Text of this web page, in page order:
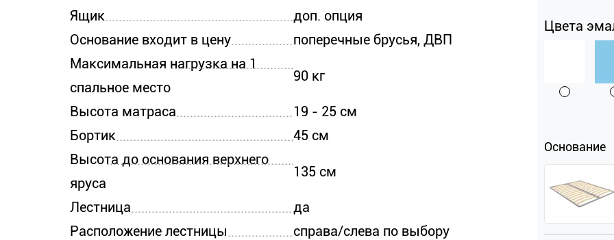
Ящик
доп. опция
Основание входит в цену
поперечные брусья, ДВП
Максимальная нагрузка на 1
спальное место
90 кг
Высота матраса
19 - 25 см
Бортик
45 см
Высота до основания верхнего
яруса
135 см
Лестница
да
Расположение лестницы
справа/слева по выбору
Цвета
Основание